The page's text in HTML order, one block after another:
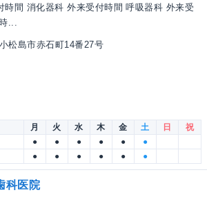
時間 消化器科 外来受付時間 呼吸器科 外来受
...
松島市赤石町14番27号
月 火 水 木 金 土 日
祝
● ● ● ● ●
●
● ● ● ● ● ●
科医院